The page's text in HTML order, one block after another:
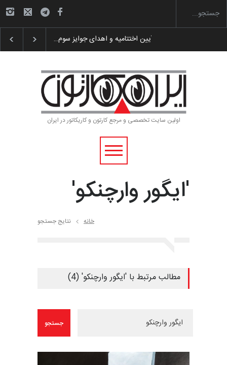
گزارش تصویری آیین اختتامیه و اهدای جوایز سوم…
اولین سایت تخصصی و مرجع کارتون و کاریکاتور در ایران
'ایگور وارچنکو'
خانه نتایج جستجو
مطالب مرتبط با 'ایگور وارچنکو' (4)